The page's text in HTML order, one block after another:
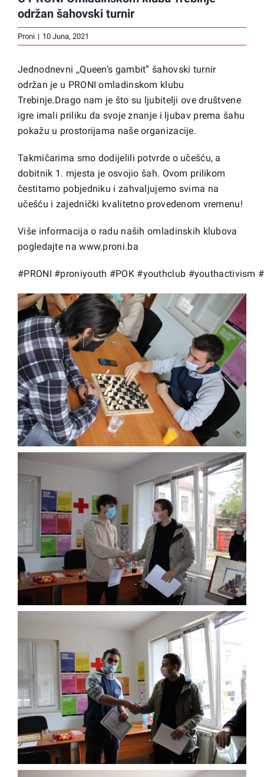
održan šahovski turnir
Proni | 10 Juna, 2021
Jednodnevni ,,Queen’s gambit” šahovski turnir
održan je u PRONI omladinskom klubu
Trebinje.Drago nam je što su ljubitelji ove društvene
igre imali priliku da svoje znanje i ljubav prema šahu
pokažu u prostorijama naše organizacije.
Takmičarima smo dodijelili potvrde o učešću, a
dobitnik 1. mjesta je osvojio šah. Ovom prilikom
čestitamo pobjedniku i zahvaljujemo svima na
učešću i zajednički kvalitetno provedenom vremenu!
Više informacija o radu naših omladinskih klubova
pogledajte nawww.proni.ba
#PRONI #proniyouth #POK #youthclub #youthactivism